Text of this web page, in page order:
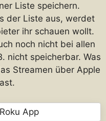
Liste speichern.
der Liste aus, werdet
ihr schauen wollt.
noch nicht bei allen
nicht speicherbar. Was
Streamen über Apple